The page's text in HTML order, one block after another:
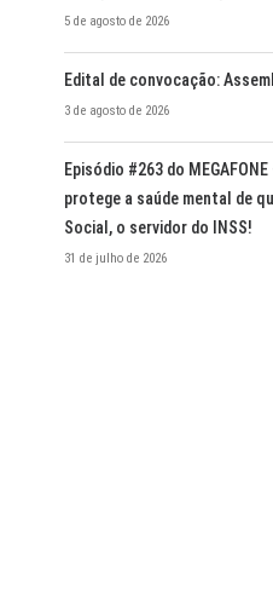
5 de agosto de 2026
Edital de convocação:
3 de agosto de 2026
Episódio #263 do
protege a saúde mental de
Social, o servidor do INSS!
31 de julho de 2026